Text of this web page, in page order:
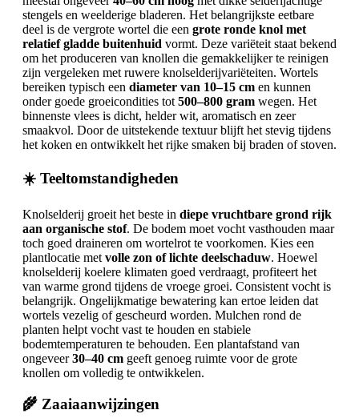
stengels en weelderige bladeren. Het belangrijkste eetbare
deel is de vergrote wortel die een grote ronde knol met
relatief gladde buitenhuid vormt. Deze variëteit staat bekend
om het produceren van knollen die gemakkelijker te reinigen
zijn vergeleken met ruwere knolselderijvariëteiten. Wortels
bereiken typisch een diameter van 10–15 cm en kunnen
onder goede groeicondities tot 500–800 gram wegen. Het
binnenste vlees is dicht, helder wit, aromatisch en zeer
smaakvol. Door de uitstekende textuur blijft het stevig tijdens
het koken en ontwikkelt het rijke smaken bij braden of stoven.
☀️ Teeltomstandigheden
Knolselderij groeit het beste in diepe vruchtbare grond rijk
aan organische stof. De bodem moet vocht vasthouden maar
toch goed draineren om wortelrot te voorkomen. Kies een
plantlocatie metvolle zon of lichte deelschaduw. Hoewel
knolselderij koelere klimaten goed verdraagt, profiteert het
van warme grond tijdens de vroege groei. Consistent vocht is
belangrijk. Ongelijkmatige bewatering kan ertoe leiden dat
wortels vezelig of gescheurd worden. Mulchen rond de
planten helpt vocht vast te houden en stabiele
bodemtemperaturen te behouden. Een plantafstand van
ongeveer30–40 cm geeft genoeg ruimte voor de grote
knollen om volledig te ontwikkelen.
🌾 Zaaiaanwijzingen